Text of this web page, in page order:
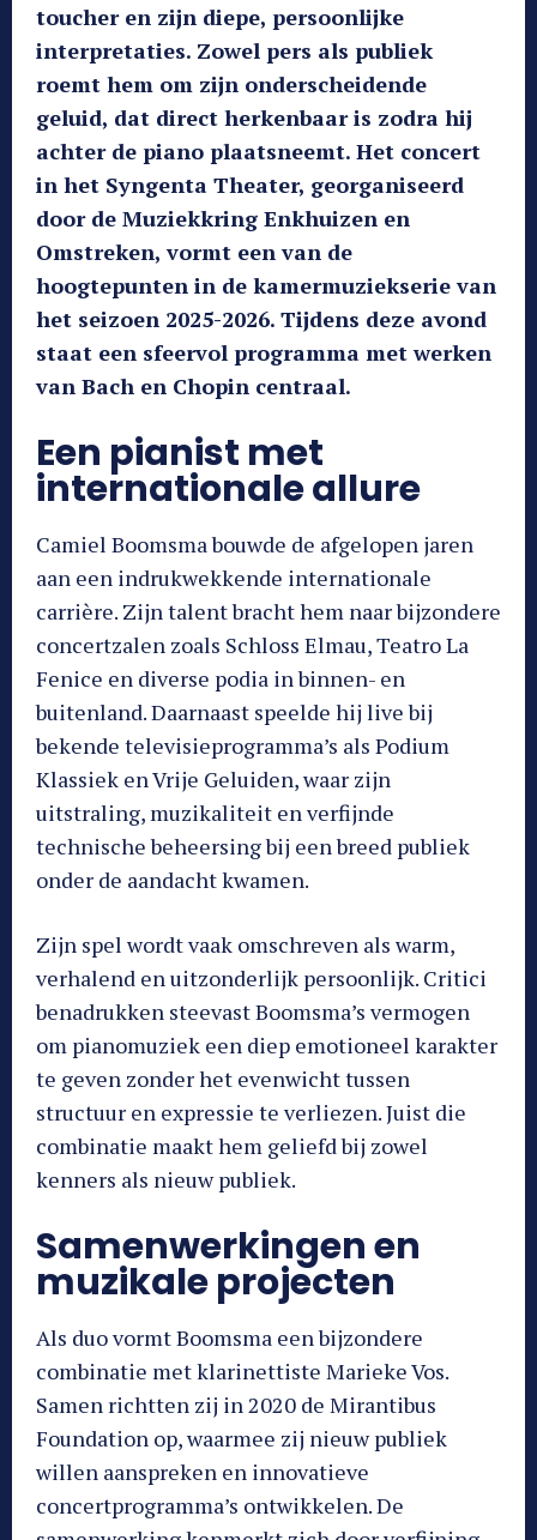
toucher en zijn diepe, persoonlijke
interpretaties. Zowel pers als publiek
roemt hem om zijn onderscheidende
geluid, dat direct herkenbaar is zodra hij
achter de piano plaatsneemt. Het concert
in het Syngenta Theater, georganiseerd
door de Muziekkring Enkhuizen en
Omstreken, vormt een van de
hoogtepunten in de kamermuziekserie van
het seizoen 2025-2026. Tijdens deze avond
staat een sfeervol programma met werken
van Bach en Chopin centraal.
Een pianist met
internationale allure
Camiel Boomsma bouwde de afgelopen jaren
aan een indrukwekkende internationale
carrière. Zijn talent bracht hem naar bijzondere
concertzalen zoals Schloss Elmau, Teatro La
Fenice en diverse podia in binnen- en
buitenland. Daarnaast speelde hij live bij
bekende televisieprogramma’s als Podium
Klassiek en Vrije Geluiden, waar zijn
uitstraling, muzikaliteit en verfijnde
technische beheersing bij een breed publiek
onder de aandacht kwamen.
Zijn spel wordt vaak omschreven als warm,
verhalend en uitzonderlijk persoonlijk. Critici
benadrukken steevast Boomsma’s vermogen
om pianomuziek een diep emotioneel karakter
te geven zonder het evenwicht tussen
structuur en expressie te verliezen. Juist die
combinatie maakt hem geliefd bij zowel
kenners als nieuw publiek.
Samenwerkingen en
muzikale projecten
Als duo vormt Boomsma een bijzondere
combinatie met klarinettiste Marieke Vos.
Samen richtten zij in 2020 de Mirantibus
Foundation op, waarmee zij nieuw publiek
willen aanspreken en innovatieve
concertprogramma’s ontwikkelen. De